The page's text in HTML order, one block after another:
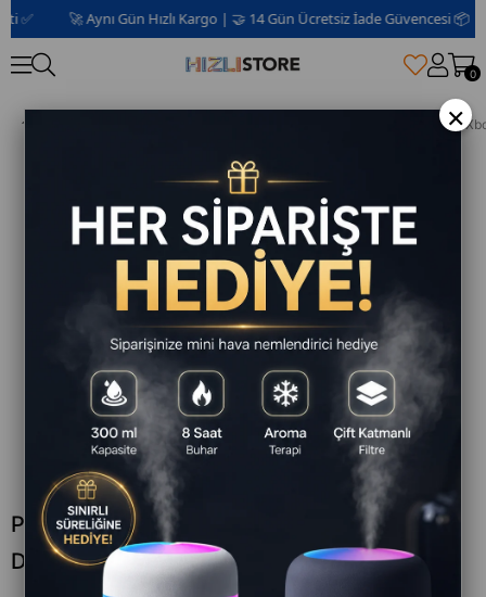
🚀 Aynı Gün Hızlı Kargo | 🤝 14 Gün Ücretsiz İade Güvencesi 📦 | 2
0
Ps5 Oyun Tutucu Oyun Depolama Düzenleyici Ps5 Ps4
Ps5 Oyun Tutucu Oyun Depolama
Düzenleyici Ps5 Ps4 Xbox
×